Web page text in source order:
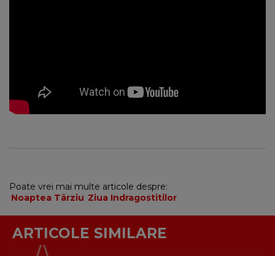
Poate vrei mai multe articole despre:
Noaptea Târziu Ziua Indragostitilor
ARTICOLE SIMILARE